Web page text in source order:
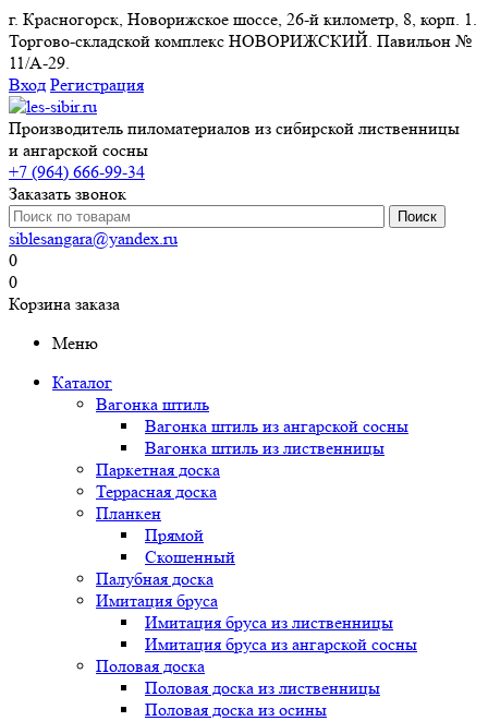
г. Красногорск, Новорижское шоссе, 26-й километр, 8, корп. 1.
Торгово-складской комплекс НОВОРИЖСКИЙ. Павильон №
11/A-29.
Вход Регистрация
Производитель пиломатериалов из сибирской лиственницы
и ангарской сосны
+7 (964) 666-99-34
Заказать звонок
siblesangara@yandex.ru
0
0
Корзина заказа
Меню
Каталог
Вагонка штиль
Вагонка штиль из ангарской сосны
Вагонка штиль из лиственницы
Паркетная доска
Террасная доска
Планкен
Прямой
Скошенный
Палубная доска
Имитация бруса
Имитация бруса из лиственницы
Имитация бруса из ангарской сосны
Половая доска
Половая доска из лиственницы
Половая доска из осины